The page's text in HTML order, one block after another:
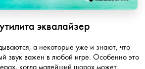
эквалайзер
а некоторые уже и знают, что
звук важен в любой игре. Особенно это
когда малейший шорох может